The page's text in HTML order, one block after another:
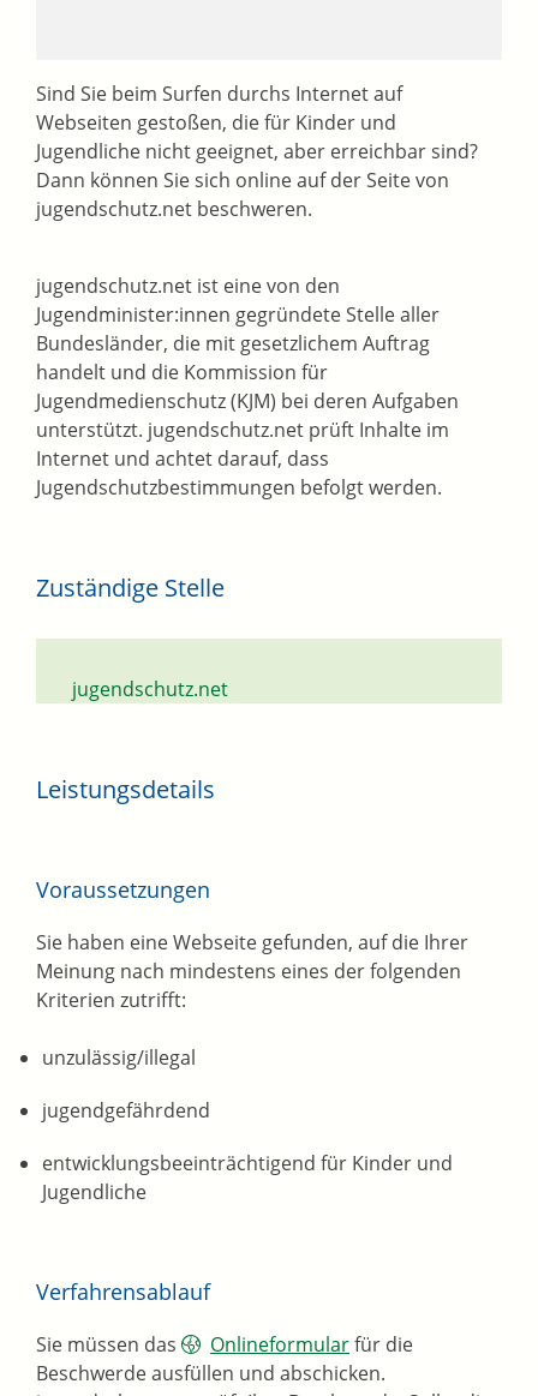
Sind Sie beim Surfen durchs Internet auf
Webseiten gestoßen, die für Kinder und
Jugendliche nicht geeignet, aber erreichbar sind?
Dann können Sie sich online auf der Seite von
jugendschutz.net beschweren.
jugendschutz.net ist eine von den
Jugendminister:innen gegründete Stelle aller
Bundesländer, die mit gesetzlichem Auftrag
handelt und die Kommission für
Jugendmedienschutz (KJM) bei deren Aufgaben
unterstützt. jugendschutz.net prüft Inhalte im
Internet und achtet darauf, dass
Jugendschutzbestimmungen befolgt werden.
Zuständige Stelle
jugendschutz.net
Leistungsdetails
Voraussetzungen
Sie haben eine Webseite gefunden, auf die Ihrer
Meinung nach mindestens eines der folgenden
Kriterien zutrifft:
unzulässig/illegal
jugendgefährdend
entwicklungsbeeinträchtigend für Kinder und
Jugendliche
Verfahrensablauf
Sie müssen das Onlineformularfür die
Beschwerde ausfüllen und abschicken.